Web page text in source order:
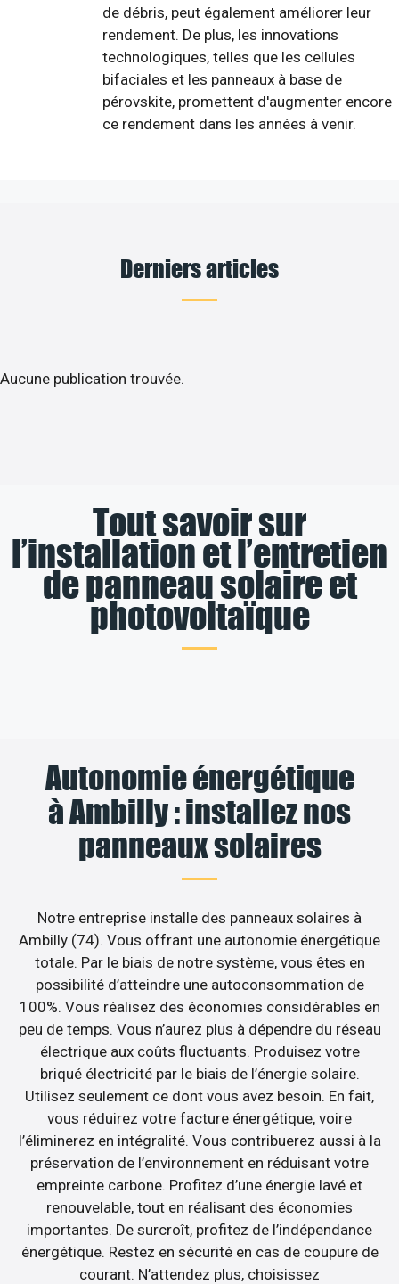
de débris, peut également améliorer leur
rendement. De plus, les innovations
technologiques, telles que les cellules
bifaciales et les panneaux à base de
pérovskite, promettent d'augmenter encore
ce rendement dans les années à venir.
Derniers articles
Aucune publication trouvée.
Tout savoir sur
l’installation et l’entretien
de panneau solaire et
photovoltaïque
Autonomie énergétique
à Ambilly : installez nos
panneaux solaires
Notre entreprise installe des panneaux solaires à
Ambilly (74). Vous offrant une autonomie énergétique
totale. Par le biais de notre système, vous êtes en
possibilité d’atteindre une autoconsommation de
100%. Vous réalisez des économies considérables en
peu de temps. Vous n’aurez plus à dépendre du réseau
électrique aux coûts fluctuants. Produisez votre
briqué électricité par le biais de l’énergie solaire.
Utilisez seulement ce dont vous avez besoin. En fait,
vous réduirez votre facture énergétique, voire
l’éliminerez en intégralité. Vous contribuerez aussi à la
préservation de l’environnement en réduisant votre
empreinte carbone. Profitez d’une énergie lavé et
renouvelable, tout en réalisant des économies
importantes. De surcroît, profitez de l’indépendance
énergétique. Restez en sécurité en cas de coupure de
courant. N’attendez plus, choisissez